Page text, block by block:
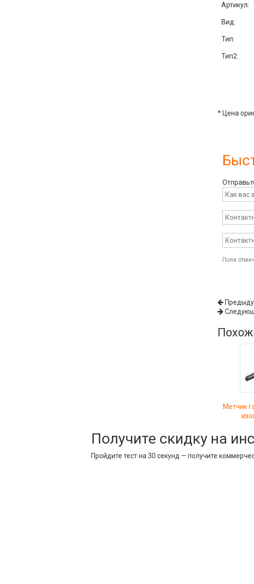
Артикул:
Вид:
Тип:
Тип2:
* Цена
Поля
Метчик
Получите скидку на
Пройдите тест на 30 секунд — получите